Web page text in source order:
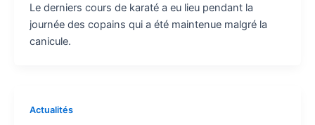
Le derniers cours de karaté a eu lieu pendant la
journée des copains qui a été maintenue malgré la
canicule.
Actualités